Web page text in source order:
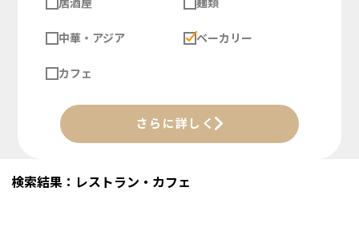
中華・アジア ベーカリー
カフェ
さらに詳しく
検索結果：レストラン・カフェ